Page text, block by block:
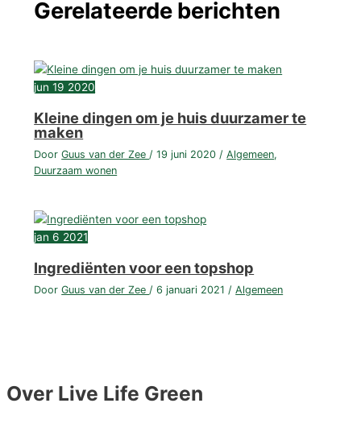
Gerelateerde berichten
jun 19 2020
Kleine dingen om je huis duurzamer te
maken
DoorGuus van der Zee/19 juni 2020/Algemeen,
Duurzaam wonen
jan 6 2021
Ingrediënten voor een topshop
DoorGuus van der Zee/6 januari 2021/Algemeen
Over Live Life Green